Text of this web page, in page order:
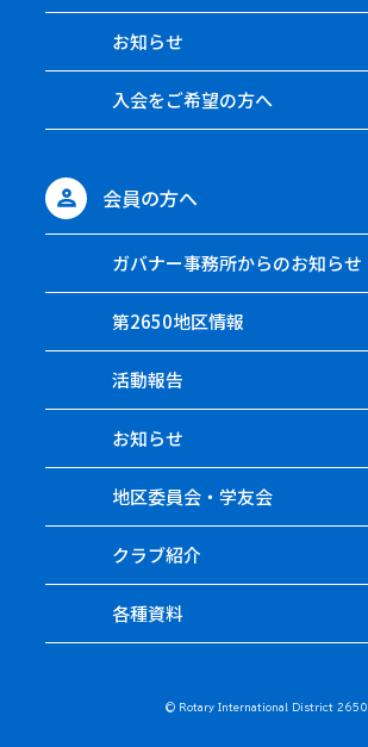
お知らせ
入会をご希望の方へ
会員の方へ
ガバナー事務所からのお知らせ
第2650地区情報
活動報告
お知らせ
地区委員会・学友会
クラブ紹介
各種資料
© Rotary International District 2650